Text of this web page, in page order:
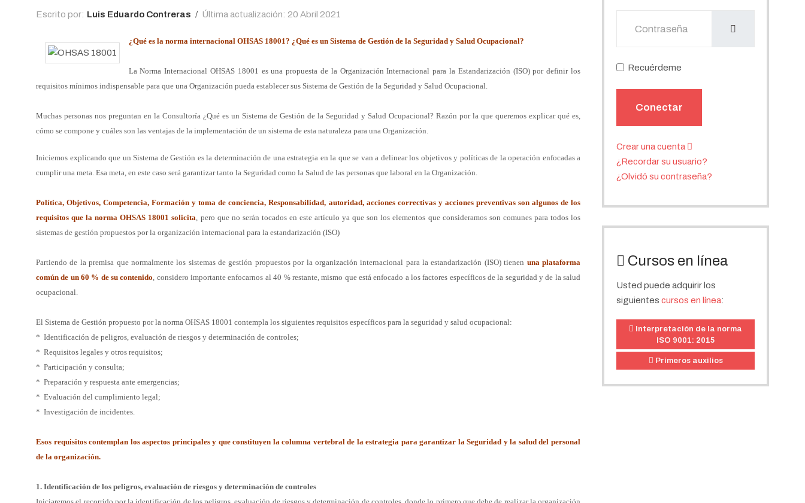
Escrito por: Luis Eduardo Contreras Última actualización: 20 Abril 2021
¿Qué es la norma internacional OHSAS 18001? ¿Qué es un Sistema de Gestión de la Seguridad y Salud Ocupacional?
La Norma Internacional OHSAS 18001 es una propuesta de la OrganizaciónInternacional para la Estandarización (ISO) por definir los
requisitos mínimos indispensable para que una Organización pueda establecer sus Sistema de Gestión de la Seguridad y Salud Ocupacional.
Muchas personas nos preguntan en la Consultoría ¿Qué es un Sistema de Gestión de la Seguridad y Salud Ocupacional? Razón por la que queremos explicar qué es,
cómo se compone y cuáles son las ventajas de la implementación de un sistema de esta naturaleza para una Organización.
Iniciemos explicando que un Sistema de Gestión es la determinación de una estrategia en la que se van a delinear los objetivos y políticas de la operación enfocadas a
cumplir una meta. Esa meta, en este caso será garantizar tanto la Seguridad como la Salud de las personas que laboral en la Organización.
Política, Objetivos, Competencia, Formación y toma de conciencia,Responsabilidad, autoridad, acciones correctivas y acciones preventivas son algunos de los
requisitos que la norma OHSAS 18001 solicita , pero que no serán tocados en este artículo ya que son los elementos que consideramos son comunes para todos los
sistemas de gestión propuestos porla organización internacional para la estandarización (ISO)
Partiendo de la premisa que normalmente los sistemas de gestión propuestospor la organización internacional para la estandarización (ISO) tienen una plataforma
común de un 60 % de su contenido , considero importanteenfocarnos al 40 % restante, mismo que está enfocado a los factores específicos de la seguridad y de la salud
ocupacional.
El Sistema de Gestión propuesto por la norma OHSAS 18001 contempla los siguientes requisitos específicos para la seguridad y salud ocupacional:
*  Identificación de peligros, evaluación de riesgos y determinación de controles;
*  Requisitos legales y otros requisitos;
*  Participación y consulta;
*  Preparación y respuesta ante emergencias;
*  Evaluación del cumplimiento legal;
*  Investigación de incidentes.
Esos requisitos contemplan los aspectos principales y que constituyen lacolumna vertebral de la estrategia para garantizar la Seguridad y la saluddel personal
de la organización.
1. Identificación de los peligros, evaluación de riesgos y determinación de controles
Iniciaremos el recorrido por la identificación de los peligros, evaluación de riesgos y determinación de controles, donde lo primero que debe de realizar la organización
Recuérdeme
Conectar
Crear una cuenta
¿Recordar su usuario?
¿Olvidó su contraseña?
Cursos en línea
Usted puede adquirir los
siguientes cursos en línea:
Interpretación de la norma
ISO 9001: 2015
Primeros auxilios